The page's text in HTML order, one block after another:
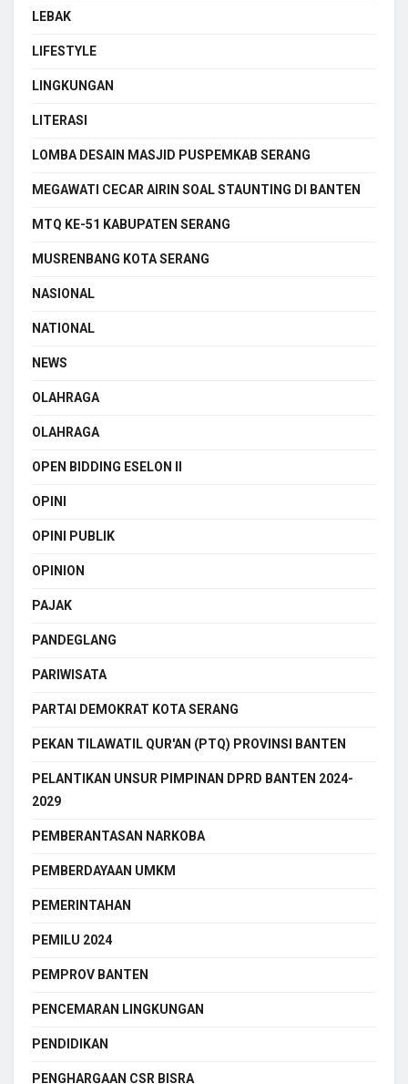
LEBAK
LIFESTYLE
LINGKUNGAN
LITERASI
LOMBA DESAIN MASJID PUSPEMKAB SERANG
MEGAWATI CECAR AIRIN SOAL STAUNTING DI BANTEN
MTQ KE-51 KABUPATEN SERANG
MUSRENBANG KOTA SERANG
NASIONAL
NATIONAL
NEWS
OLAHRAGA
OLAHRAGA
OPEN BIDDING ESELON II
OPINI
OPINI PUBLIK
OPINION
PAJAK
PANDEGLANG
PARIWISATA
PARTAI DEMOKRAT KOTA SERANG
PEKAN TILAWATIL QUR'AN (PTQ) PROVINSI BANTEN
PELANTIKAN UNSUR PIMPINAN DPRD BANTEN 2024-
2029
PEMBERANTASAN NARKOBA
PEMBERDAYAAN UMKM
PEMERINTAHAN
PEMILU 2024
PEMPROV BANTEN
PENCEMARAN LINGKUNGAN
PENDIDIKAN
PENGHARGAAN CSR BISRA